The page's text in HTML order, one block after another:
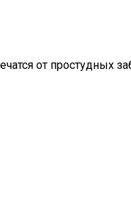
от простудных